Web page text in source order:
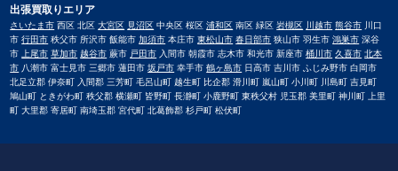
出張買取りエリア
さいたま市 西区 北区大宮区 見沼区 中央区 桜区浦和区 南区 緑区岩槻区 川越市 熊谷市 川口
市行田市 秩父市 所沢市 飯能市加須市 本庄市東松山市 春日部市 狭山市 羽生市鴻巣市 深谷
市上尾市 草加市 越谷市 蕨市 戸田市 入間市 朝霞市 志木市 和光市 新座市桶川市 久喜市 北本
市 八潮市 富士見市 三郷市 蓮田市坂戸市 幸手市鶴ヶ島市 日高市 吉川市 ふじみ野市 白岡市
北足立郡 伊奈町 入間郡 三芳町 毛呂山町 越生町 比企郡 滑川町 嵐山町 小川町 川島町 吉見町
鳩山町 ときがわ町 秩父郡 横瀬町 皆野町 長瀞町 小鹿野町 東秩父村 児玉郡 美里町 神川町 上里
町 大里郡 寄居町 南埼玉郡 宮代町 北葛飾郡 杉戸町 松伏町